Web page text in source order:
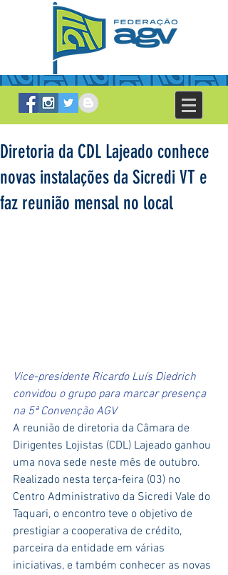
Diretoria da CDL Lajeado conhece
novas instalações da Sicredi VT e
faz reunião mensal no local
Vice-presidente Ricardo Luís Diedrich
convidou o grupo para marcar presença
na 5ª Convenção AGV
A reunião de diretoria da Câmara de
Dirigentes Lojistas (CDL) Lajeado ganhou
uma nova sede neste mês de outubro.
Realizado nesta terça-feira (03) no
Centro Administrativo da Sicredi Vale do
Taquari, o encontro teve o objetivo de
prestigiar a cooperativa de crédito,
parceira da entidade em várias
iniciativas, e também conhecer as novas